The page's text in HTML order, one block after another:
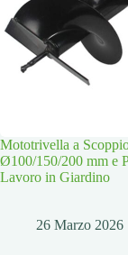
Mototrivella a
Ø100/150/200 mm e
Lavoro in Giardino
26 Marzo 2026